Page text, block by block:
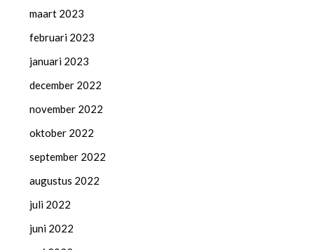
maart 2023
februari 2023
januari 2023
december 2022
november 2022
oktober 2022
september 2022
augustus 2022
juli 2022
juni 2022